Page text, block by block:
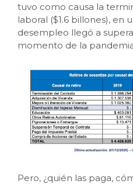
tuvo como causa la
laboral ($1.6 billones), en
desempleo llegó a
momento de la
Pero, ¿quién las paga,